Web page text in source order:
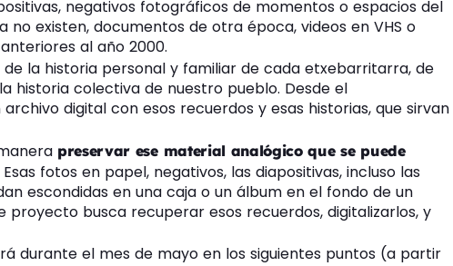
negativos fotográficos de momentos o espacios del
no existen, documentos de otra época, videos en VHS o
al año 2000.
la historia personal y familiar de cada etxebarritarra, de
historia colectiva de nuestro pueblo. Desde el
digital con esos recuerdos y esas historias, que sirvan
preservar ese material analógico que se puede
Esas fotos en papel, negativos, las diapositivas, incluso las
escondidas en una caja o un álbum en el fondo de un
proyecto busca recuperar esos recuerdos, digitalizarlos, y
durante el mes de mayo en los siguientes puntos (a partir